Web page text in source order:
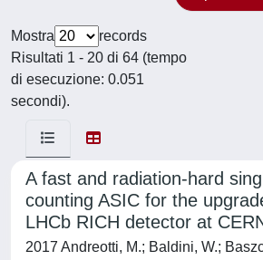
Mostra
records
Risultati 1 - 20 di 64 (tempo
di esecuzione: 0.051
secondi).
A fast and radiation-hard
counting ASIC for the
LHCb RICH detector at
2017 Andreotti, M.; Baldini, W.;